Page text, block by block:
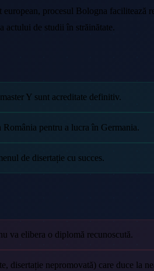
procesul Bologna facilitează
actului de studii în străinătate.
Y sunt acreditate definitiv.
pentru a lucra în Germania.
de disertație cu succes.
va elibera o diplomă recunoscută.
disertație nepromovată) care duce la